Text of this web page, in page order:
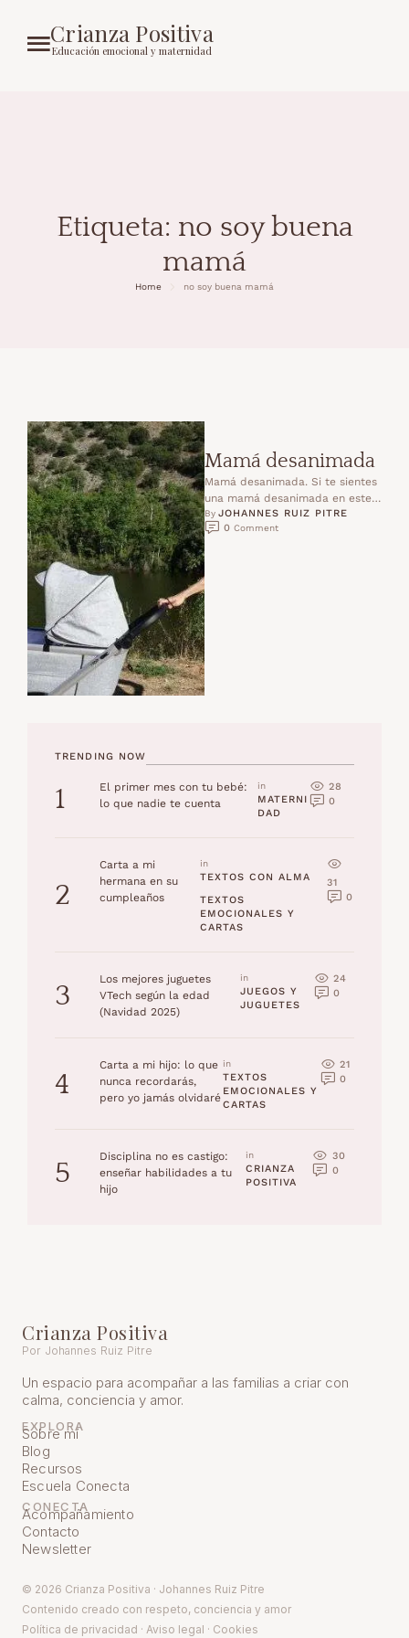
Crianza Positiva
Educación emocional y maternidad
Etiqueta: no soy buena
mamá
Home no soy buena mamá
Mamá desanimada
Mamá desanimada. Si te sientes
una mamá desanimada en este
momento, este cambio de
mentalidad te ayudará a …
By JOHANNES RUIZ PITRE
0 Comment
TRENDING NOW
1
El primer mes con tu bebé:
lo que nadie te cuenta
in
MATERNI
DAD
28
0
2
Carta a mi
hermana en su
cumpleaños
in
TEXTOS CON ALMA
TEXTOS
EMOCIONALES Y
CARTAS
31
0
3
Los mejores juguetes
VTech según la edad
(Navidad 2025)
in
JUEGOS Y
JUGUETES
24
0
4
Carta a mi hijo: lo que
nunca recordarás,
pero yo jamás olvidaré
in
TEXTOS
EMOCIONALES Y
CARTAS
21
0
5
Disciplina no es castigo:
enseñar habilidades a tu
hijo
in
CRIANZA
POSITIVA
30
0
Crianza Positiva
Por Johannes Ruiz Pitre
Un espacio para acompañar a las familias a criar con
calma, conciencia y amor.
EXPLORA
Sobre mí
Blog
Recursos
Escuela Conecta
CONECTA
Acompañamiento
Contacto
Newsletter
© 2026 Crianza Positiva · Johannes Ruiz Pitre
Contenido creado con respeto, conciencia y amor
Política de privacidad · Aviso legal · Cookies